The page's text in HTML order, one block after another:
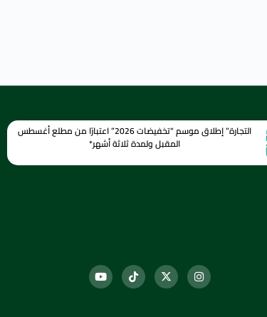
التجارة” إطلاق موسم “تخفيضات 2026” اعتبارًا من مطلع أغسطس
المقبل ولمدة ثلاثة أشهر*